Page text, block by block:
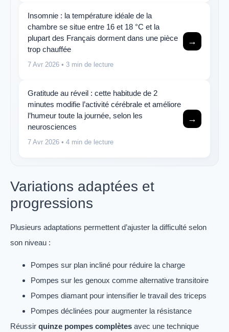
Insomnie : la température idéale de la
chambre se situe entre 16 et 18 °C et la
plupart des Français dorment dans une pièce
trop chauffée
7 Avr 2026 • 3 min de lecture
→
Gratitude au réveil : cette habitude de 2
minutes modifie l’activité cérébrale et améliore
l’humeur toute la journée, selon les
neurosciences
7 Avr 2026 • 4 min de lecture
→
Variations adaptées et
progressions
Plusieurs adaptations permettent d’ajuster la difficulté selon
son niveau :
Pompes sur plan incliné pour réduire la charge
Pompes sur les genoux comme alternative transitoire
Pompes diamant pour intensifier le travail des triceps
Pompes déclinées pour augmenter la résistance
Réussir quinze pompes complètes avec une technique